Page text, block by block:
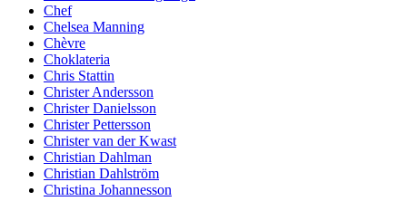
Chef
Chelsea Manning
Chèvre
Choklateria
Chris Stattin
Christer Andersson
Christer Danielsson
Christer Pettersson
Christer van der Kwast
Christian Dahlman
Christian Dahlström
Christina Johannesson